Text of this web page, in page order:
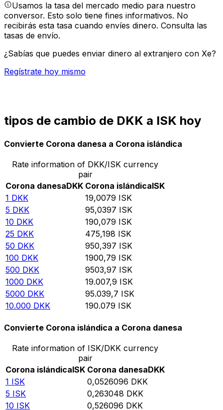
Usamos la tasa del mercado medio para nuestro
conversor. Esto solo tiene fines informativos. No
recibirás esta tasa cuando envíes dinero. Consulta las
tasas de envío.
¿Sabías que puedes enviar dinero al extranjero con Xe?
Regístrate hoy mismo
tipos de cambio de DKK a ISK hoy
Convierte Corona danesa a Corona islándica
Rate information of DKK/ISK currency
pair
Corona danesaDKK Corona islándicaISK
1 DKK 19,0079 ISK
5 DKK 95,0397 ISK
10 DKK 190,079 ISK
25 DKK 475,198 ISK
50 DKK 950,397 ISK
100 DKK 1900,79 ISK
500 DKK 9503,97 ISK
1000 DKK 19.007,9 ISK
5000 DKK 95.039,7 ISK
10.000 DKK 190.079 ISK
Convierte Corona islándica a Corona danesa
Rate information of ISK/DKK currency
pair
Corona islándicaISK Corona danesaDKK
1 ISK 0,0526096 DKK
5 ISK 0,263048 DKK
10 ISK 0,526096 DKK